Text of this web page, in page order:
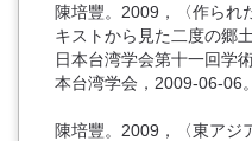
陳培豐。2009，〈作ら
キストから見た二度の郷
日本台湾学会第十一回学
本台湾学会，2009-06-06。
陳培豐。2009，〈東アジ